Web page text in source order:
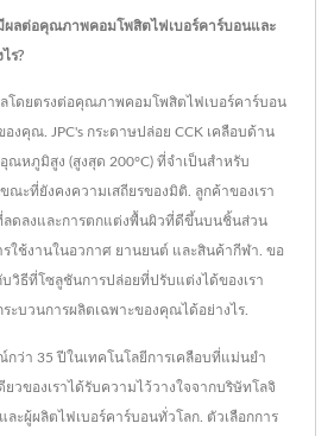
ผลต่อคุณภาพคอมโพสิตไฟเบอร์คาร์บอนและ
ร?
ลโดยตรงต่อคุณภาพคอมโพสิตไฟเบอร์คาร์บอน
งคุณ. JPC's กระดาษปล่อย CCK เคลือบด้าน
หภูมิสูง (สูงสุด 200°C) ที่จำเป็นสำหรับ
ณะที่ยังคงความเสถียรของมิติ. ลูกค้าของเรา
ลดลงและการตกแต่งพื้นผิวที่ดีขึ้นบนชิ้นส่วน
ใช้งานในอวกาศ ยานยนต์ และสินค้ากีฬา. ขอ
วิธีที่โซลูชันการปล่อยที่ปรับแต่งได้ของเรา
ะบวนการผลิตเฉพาะของคุณได้อย่างไร.
ว่า 35 ปีในเทคโนโลยีการเคลือบที่แม่นยำ
ยวของเราได้รับความไว้วางใจจากบริษัทโลจิ
ะผู้ผลิตไฟเบอร์คาร์บอนทั่วโลก. ตัวเลือกการ